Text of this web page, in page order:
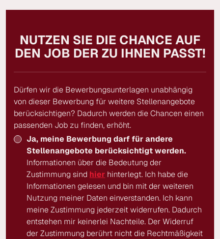
NUTZEN SIE DIE CHANCE AUF
DEN JOB DER ZU IHNEN PASST!
Dürfen wir die Bewerbungsunterlagen unabhängig
von dieser Bewerbung für weitere Stellenangebote
berücksichtigen? Dadurch werden die Chancen einen
passenden Job zu finden, erhöht.
Ja, meine Bewerbung darf für andere
Stellenangebote berücksichtigt werden.
Informationen über die Bedeutung der
Zustimmung sind hier hinterlegt. Ich habe die
Informationen gelesen und bin mit der weiteren
Nutzung meiner Daten einverstanden. Ich kann
meine Zustimmung jederzeit widerrufen. Dadurch
entstehen mir keinerlei Nachteile. Der Widerruf
der Zustimmung berührt nicht die Rechtmäßigkeit